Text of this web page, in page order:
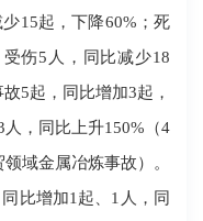
15起，下降60%；死
伤5人，同比减少18
5起，同比增加3起，
，同比上升150%（4
域金属冶炼事故）。
比增加1起、1人，同